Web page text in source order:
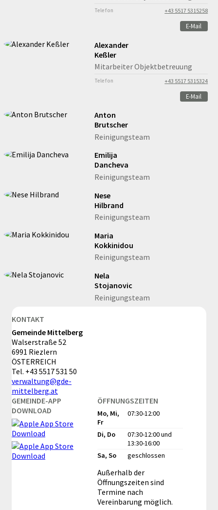
Telefon +43 5517 5315258
E-Mail
Alexander
Keßler
Mitarbeiter Objektbetreuung
Telefon +43 5517 5315324
E-Mail
Anton
Brutscher
Reinigungsteam
Emilija
Dancheva
Reinigungsteam
Nese
Hilbrand
Reinigungsteam
Maria
Kokkinidou
Reinigungsteam
Nela
Stojanovic
Reinigungsteam
KONTAKT
Gemeinde Mittelberg
Walserstraße 52
6991 Riezlern
ÖSTERREICH
Tel. +43 5517 531 50
verwaltung@gde-
mittelberg.at
GEMEINDE-APP
DOWNLOAD
ÖFFNUNGSZEITEN
Mo, Mi,
Fr
07:30-12:00
Di, Do 07:30-12:00und
13:30-16:00
Sa, So
geschlossen
Außerhalb der
Öffnungszeiten sind
Termine nach
Vereinbarung möglich.